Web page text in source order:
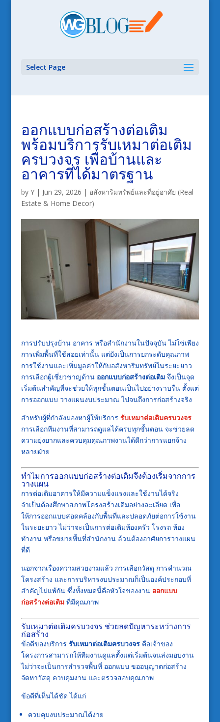
Select Page
ออกแบบก่อสร้างต่อเติม
พร้อมบริการรับเหมาต่อเติม
ครบวงจร เพื่อบ้านและ
อาคารที่ได้มาตรฐาน
by Y| Jun 29, 2026 | อสังหาริมทรัพย์และที่อยู่อาศัย (Real
Estate & Home Decor)
การปรับปรุงบ้าน อาคาร หรือสำนักงานในปัจจุบัน ไม่ใช่เพียง
การเพิ่มพื้นที่ใช้สอยเท่านั้น แต่ยังเป็นการยกระดับคุณภาพ
การใช้งานและเพิ่มมูลค่าให้กับอสังหาริมทรัพย์ในระยะยาว
การเลือกผู้เชี่ยวชาญด้าน ออกแบบก่อสร้างต่อเติมจึงเป็นจุด
เริ่มต้นสำคัญที่จะช่วยให้ทุกขั้นตอนเป็นไปอย่างราบรื่น ตั้งแต่
การออกแบบ วางแผนงบประมาณ ไปจนถึงการก่อสร้างจริง
สำหรับผู้ที่กำลังมองหาผู้ให้บริการ รับเหมาต่อเติมครบวงจร
การเลือกทีมงานที่สามารถดูแลได้ครบทุกขั้นตอน จะช่วยลด
ความยุ่งยากและควบคุมคุณภาพงานได้ดีกว่าการแยกจ้าง
หลายฝ่าย
ทำไมการออกแบบก่อสร้างต่อเติมจึงต้องเริ่มจากการ
วางแผน
การต่อเติมอาคารให้มีความแข็งแรงและใช้งานได้จริง
จำเป็นต้องศึกษาสภาพโครงสร้างเดิมอย่างละเอียด เพื่อ
ให้การออกแบบสอดคล้องกับพื้นที่และปลอดภัยต่อการใช้งาน
ในระยะยาว ไม่ว่าจะเป็นการต่อเติมห้องครัว โรงรถ ห้อง
ทำงาน หรือขยายพื้นที่สำนักงาน ล้วนต้องอาศัยการวางแผน
ที่ดี
นอกจากเรื่องความสวยงามแล้ว การเลือกวัสดุ การคำนวณ
โครงสร้าง และการบริหารงบประมาณก็เป็นองค์ประกอบที่
สำคัญไม่แพ้กัน ซึ่งทั้งหมดนี้คือหัวใจของงาน ออกแบบ
ก่อสร้างต่อเติมที่มีคุณภาพ
รับเหมาต่อเติมครบวงจร ช่วยลดปัญหาระหว่างการ
ก่อสร้าง
ข้อดีของบริการ รับเหมาต่อเติมครบวงจรคือเจ้าของ
โครงการสามารถให้ทีมงานดูแลตั้งแต่เริ่มต้นจนส่งมอบงาน
ไม่ว่าจะเป็นการสำรวจพื้นที่ ออกแบบ ขออนุญาตก่อสร้าง
จัดหาวัสดุ ควบคุมงาน และตรวจสอบคุณภาพ
ข้อดีที่เห็นได้ชัด ได้แก่
ควบคุมงบประมาณได้ง่าย